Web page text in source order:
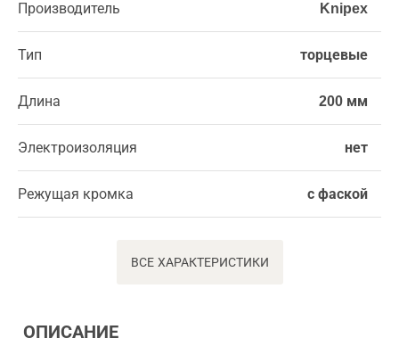
Производитель Knipex
Тип торцевые
Длина 200 мм
Электроизоляция нет
Режущая кромка с фаской
ВСЕ ХАРАКТЕРИСТИКИ
ОПИСАНИЕ